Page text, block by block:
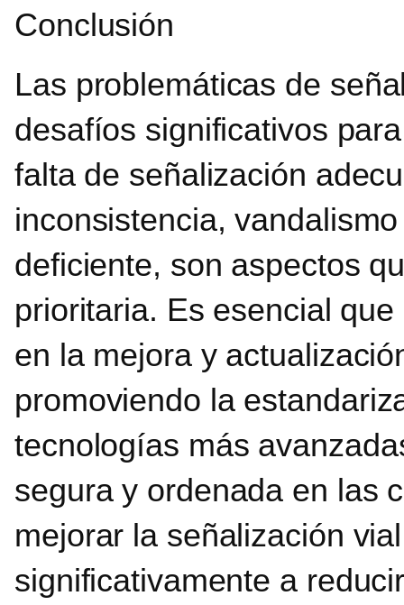
Conclusión
Las problemáticas de
desafíos significativos
falta de señalización
inconsistencia,
deficiente, son aspectos
prioritaria. Es esencial
en la mejora y
promoviendo la
tecnologías más
segura y ordenada en las
mejorar la señalización
significativamente a